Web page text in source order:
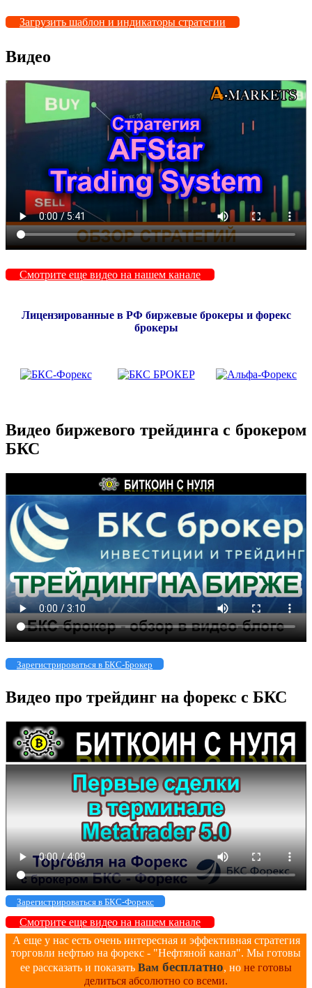
Загрузить шаблон и индикаторы стратегии
Видео
Смотрите еще видео на нашем канале
Лицензированные в РФ биржевые брокеры и форекс
брокеры
Видео биржевого трейдинга с брокером
БКС
Зарегистрироваться в БКС-Брокер
Видео про трейдинг на форекс с БКС
Зарегистрироваться в БКС-Форекс
Смотрите еще видео на нашем канале
А еще у нас есть очень интересная и эффективная стратегия
торговли нефтью на форекс - "Нефтяной канал". Мы готовы
ее рассказать и показать Вам бесплатно, но не готовы
делиться абсолютно со всеми.